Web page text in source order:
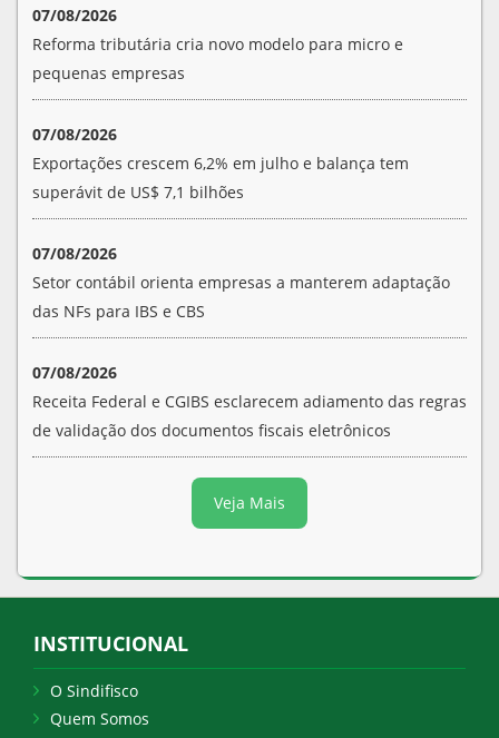
07/08/2026
Reforma tributária cria novo modelo para micro e
pequenas empresas
07/08/2026
Exportações crescem 6,2% em julho e balança tem
superávit de US$ 7,1 bilhões
07/08/2026
Setor contábil orienta empresas a manterem adaptação
das NFs para IBS e CBS
07/08/2026
Receita Federal e CGIBS esclarecem adiamento das regras
de validação dos documentos fiscais eletrônicos
Veja Mais
INSTITUCIONAL
O Sindifisco
Quem Somos